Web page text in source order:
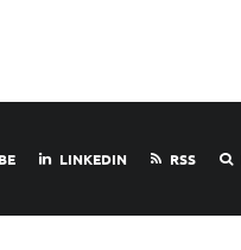
LINKEDIN RSS